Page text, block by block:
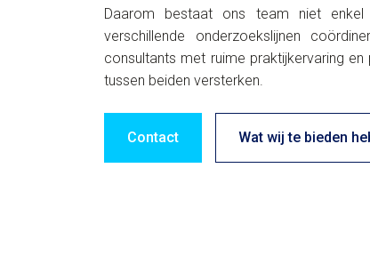
Daarom bestaat ons team niet
verschillende onderzoekslijnen
consultants met ruime praktijkervaring
tussen beiden versterken.
Contact Wat wij te bieden